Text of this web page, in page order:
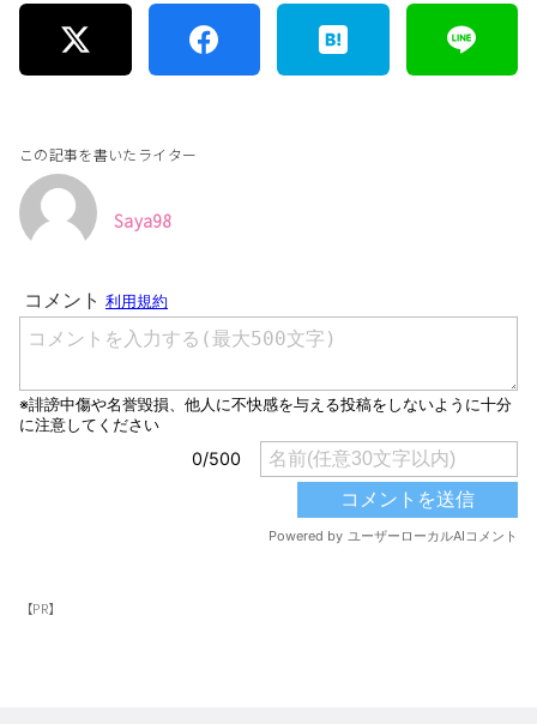
この記事を書いたライター
Saya98
【PR】